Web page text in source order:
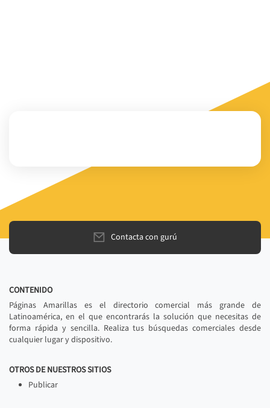
Contacta con gurú
CONTENIDO
Páginas Amarillas es el directorio comercial más grande de
Latinoamérica, en el que encontrarás la solución que necesitas de
forma rápida y sencilla. Realiza tus búsquedas comerciales desde
cualquier lugar y dispositivo.
OTROS DE NUESTROS SITIOS
Publicar